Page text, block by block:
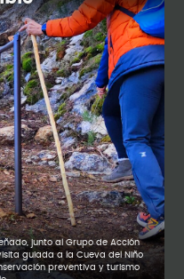
junto al Grupo de Acción
guiada a la Cueva del Niño
preventiva y turismo